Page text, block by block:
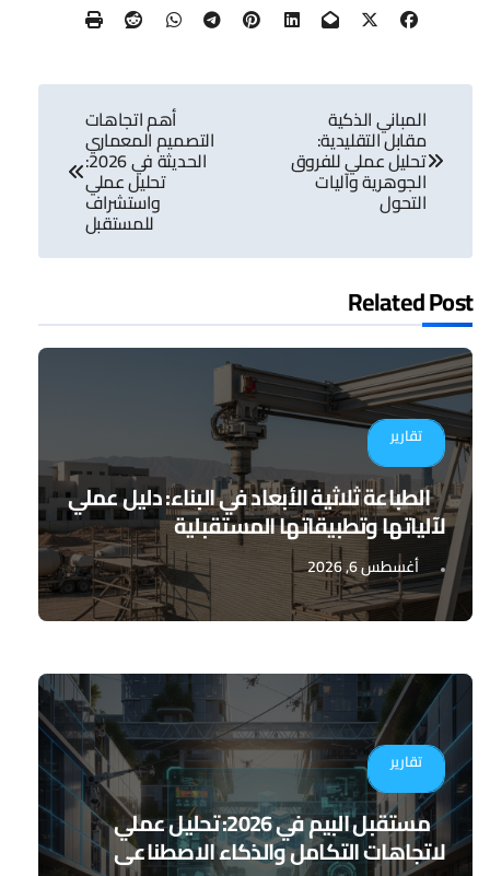
تصفّح
المقالات
المباني الذكية
مقابل التقليدية:
تحليل عملي للفروق
الجوهرية وآليات
التحول
أهم اتجاهات
التصميم المعماري
الحديثة في 2026:
تحليل عملي
واستشراف
للمستقبل
Related Post
تقارير
الطباعة ثلاثية الأبعاد في البناء: دليل عملي
لآلياتها وتطبيقاتها المستقبلية
أغسطس 6, 2026
تقارير
مستقبل البيم في 2026: تحليل عملي
لاتجاهات التكامل والذكاء الاصطناعي